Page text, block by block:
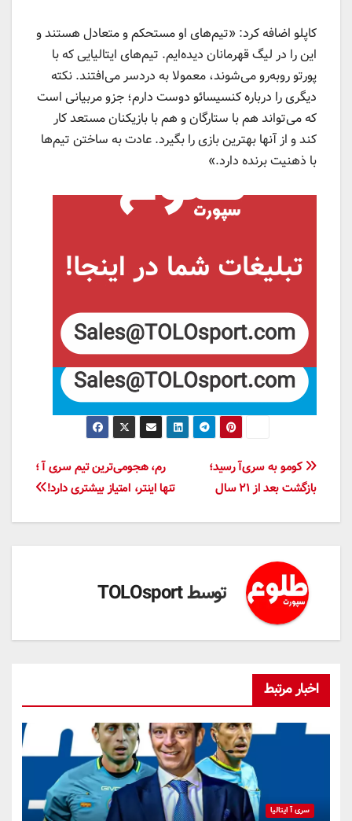
کاپلو اضافه کرد: «تیم‌های او مستحکم و متعادل هستند و
این را در لیگ قهرمانان دیده‌ایم. تیم‌های ایتالیایی که با
پورتو روبه‌رو می‌شوند، معمولا به دردسر می‌افتند. نکته
دیگری را درباره کنسیسائو دوست دارم؛ جزو مربیانی است
که می‌تواند هم با ستارگان و هم با بازیکنان مستعد کار
کند و از آنها بهترین بازی را بگیرد. عادت به ساختن تیم‌ها
با ذهنیت برنده دارد.»
راهبری
نوشته
رم، هجومی‌ترین تیم سری آ ؛
تنها اینتر، امتیاز بیشتری دارد!
کومو به سری‌آ رسید؛
بازگشت بعد از ۲۱ سال
توسطTOLOsport
اخبار مرتبط
سری آ ایتالیا